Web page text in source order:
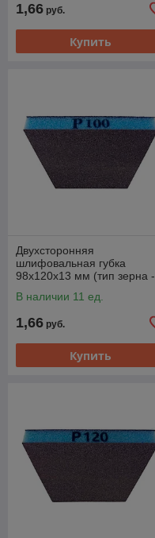
1,66 руб.
Купить
Двухсторонняя
шлифовальная губка
98х120х13 мм (тип зерна -
SS100
В наличии 11 ед.
1,66 руб.
Купить